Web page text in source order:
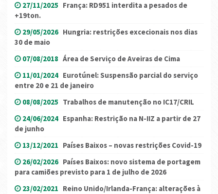
27/11/2025 França: RD951 interdita a pesados de
+19ton.
29/05/2026 Hungria: restrições excecionais nos dias
30 de maio
07/08/2018 Área de Serviço de Aveiras de Cima
11/01/2024 Eurotúnel: Suspensão parcial do serviço
entre 20 e 21 de janeiro
08/08/2025 Trabalhos de manutenção no IC17/CRIL
24/06/2024 Espanha: Restrição na N-IIZ a partir de 27
de junho
13/12/2021 Países Baixos – novas restrições Covid-19
26/02/2026 Países Baixos: novo sistema de portagem
para camiões previsto para 1 de julho de 2026
23/02/2021 Reino Unido/Irlanda-França: alterações à